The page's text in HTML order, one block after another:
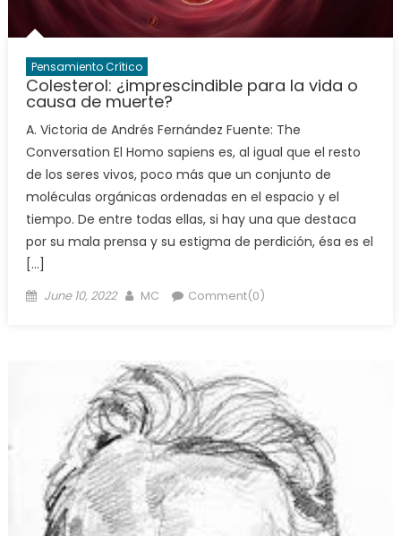
Pensamiento Crítico
Colesterol: ¿imprescindible para la vida o
causa de muerte?
A. Victoria de Andrés Fernández Fuente: The
Conversation El Homo sapiens es, al igual que el resto
de los seres vivos, poco más que un conjunto de
moléculas orgánicas ordenadas en el espacio y el
tiempo. De entre todas ellas, si hay una que destaca
por su mala prensa y su estigma de perdición, ésa es el
[…]
Posted
June 10, 2022 Author
MC Comment(0)